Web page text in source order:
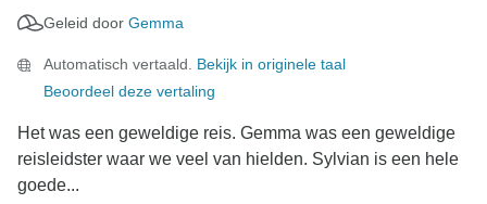
Geleid door Gemma
Automatisch vertaald. Bekijk in originele taal
Beoordeel deze vertaling
Het was een geweldige reis. Gemma was een geweldige
reisleidster waar we veel van hielden. Sylvian is een hele
goede...